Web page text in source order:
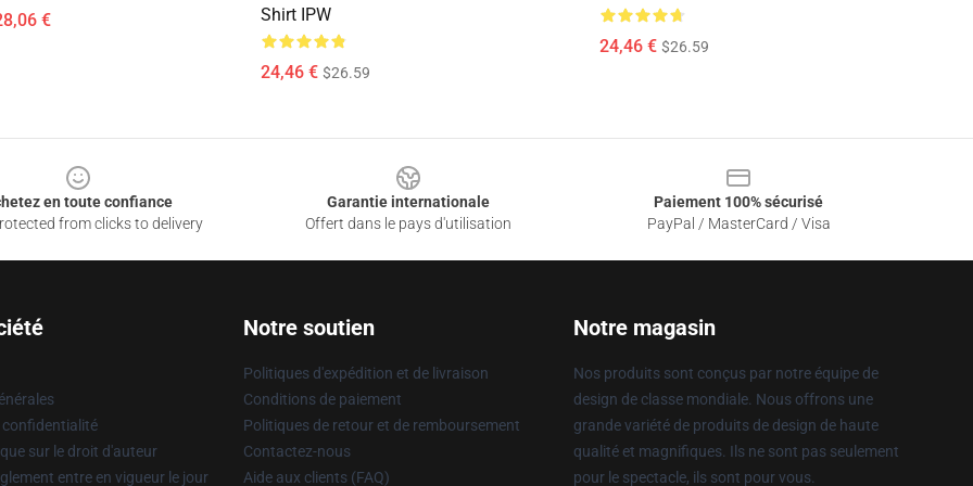
€
Shirt IPW
24,46 € $26.59
24,46 € $26.59
en toute confiance
from clicks to delivery
Garantie internationale
Offert dans le pays d'utilisation
Paiement 100% sécurisé
PayPal / MasterCard / Visa
confidentialité
sur le droit d'auteur
entre en vigueur le jour
Notre soutien
Politiques d'expédition et de livraison
Conditions de paiement
Politiques de retour et de remboursement
Contactez-nous
Aide aux clients (FAQ)
Notre magasin
Nos produits sont conçus par notre équipe de
design de classe mondiale. Nous offrons une
grande variété de produits de design de haute
qualité et magnifiques. Ils ne sont pas seulement
pour le spectacle, ils sont pour vous.